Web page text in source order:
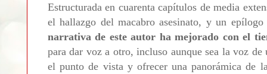
Estructurada en cuarenta capítulos de media
el hallazgo del macabro asesinato, y un
narrativa de este autor ha mejorado con el
para dar voz a otro, incluso aunque sea la voz
el punto de vista y ofrecer una panorámica de